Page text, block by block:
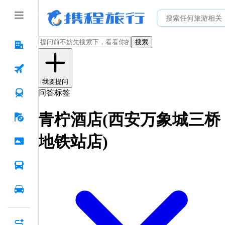
搜索
我要提问
问答标签
青柠酒店(西安万象城三桥
地铁站店)